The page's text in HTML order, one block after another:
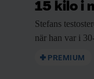
15 kilo i
Stefans
när han var i
PREMIUM